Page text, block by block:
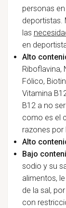
personas
deportistas.
las
en
Alto
Riboflavina,
Fólico,
Vitamina
B12 a no
como es el
razones por
Alto
Bajo
sodio y su
alimentos,
de la sal,
con